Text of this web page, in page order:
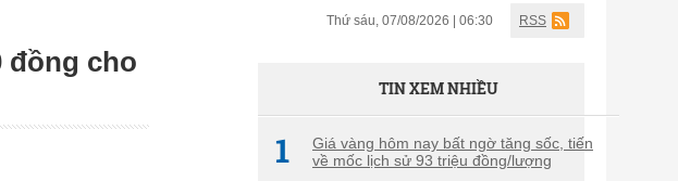
Thứ sáu, 07/08/2026 | 06:30 RSS
đồng cho
TIN XEM NHIỀU
1
Giá vàng hôm nay bất ngờ tăng sốc, tiến
về mốc lịch sử 93 triệu đồng/lượng